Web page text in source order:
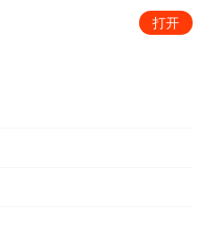
打开